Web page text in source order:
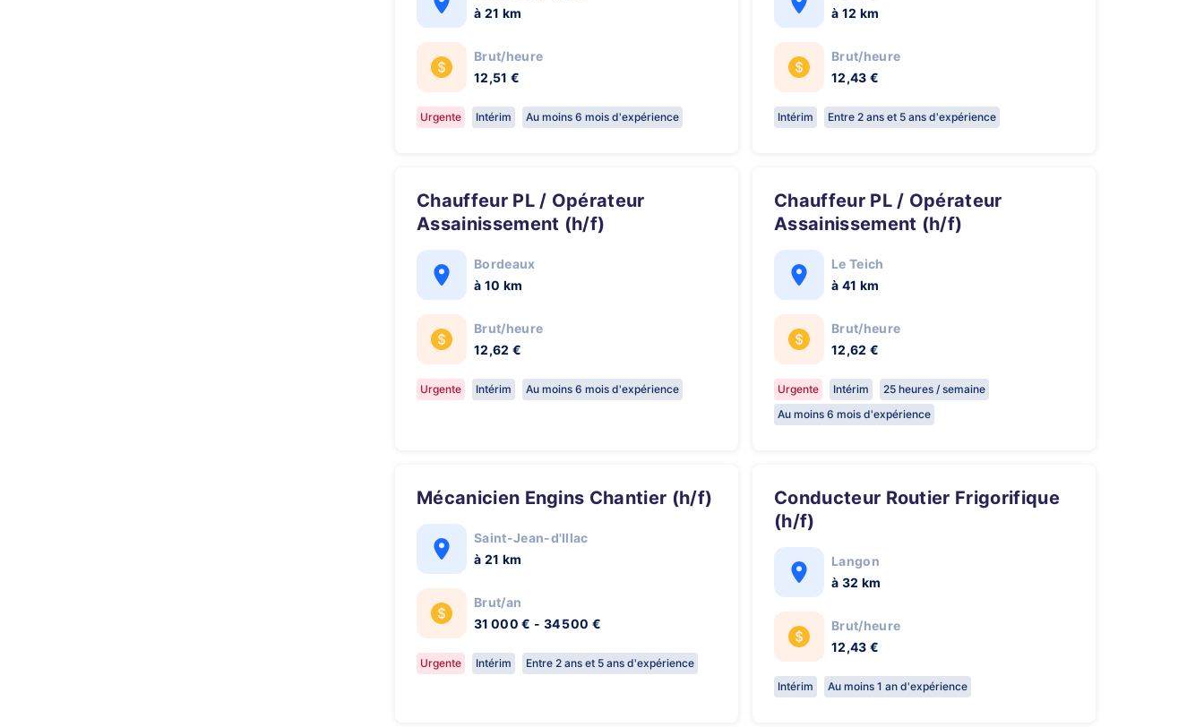
à 21 km
Brut/heure
12,51 €
Urgente Intérim Au moins 6 mois d'expérience
à 12 km
Brut/heure
12,43 €
Intérim Entre 2 ans et 5 ans d'expérience
Chauffeur PL / Opérateur
Assainissement (h/f)
Bordeaux
à 10 km
Brut/heure
12,62 €
Urgente Intérim Au moins 6 mois d'expérience
Chauffeur PL / Opérateur
Assainissement (h/f)
Le Teich
à 41 km
Brut/heure
12,62 €
Urgente Intérim
25 heures / semaine
Au moins 6 mois d'expérience
Mécanicien Engins Chantier (h/f)
Saint-Jean-d'Illac
à 21 km
Brut/an
31 000 € - 34 500 €
Urgente Intérim Entre 2 ans et 5 ans d'expérience
Conducteur Routier Frigorifique
(h/f)
Langon
à 32 km
Brut/heure
12,43 €
Intérim Au moins 1 an d'expérience